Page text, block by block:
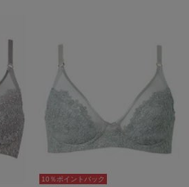
10％ポイントバック